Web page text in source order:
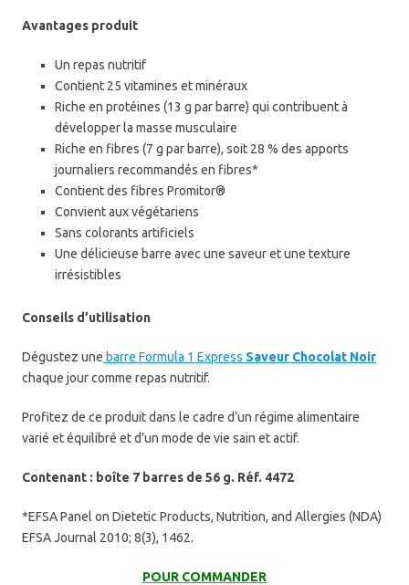
Avantages produit
Un repas nutritif
Contient 25 vitamines et minéraux
Riche en protéines (13 g par barre) qui contribuent à
développer la masse musculaire
Riche en fibres (7 g par barre), soit 28 % des apports
journaliers recommandés en fibres*
Contient des fibres Promitor®
Convient aux végétariens
Sans colorants artificiels
Une délicieuse barre avec une saveur et une texture
irrésistibles
Conseils d’utilisation
Dégustez une barre Formula 1 Express Saveur Chocolat Noir
chaque jour comme repas nutritif.
Profitez de ce produit dans le cadre d’un régime alimentaire
varié et équilibré et d’un mode de vie sain et actif.
Contenant : boîte 7 barres de 56 g. Réf. 4472
*EFSA Panel on Dietetic Products, Nutrition, and Allergies (NDA)
EFSA Journal 2010; 8(3), 1462.
POUR COMMANDER